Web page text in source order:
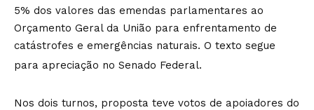
5% dos valores das emendas parlamentares ao
Orçamento Geral da União para enfrentamento de
catástrofes e emergências naturais. O texto segue
para apreciação no Senado Federal.
Nos dois turnos, proposta teve votos de apoiadores do